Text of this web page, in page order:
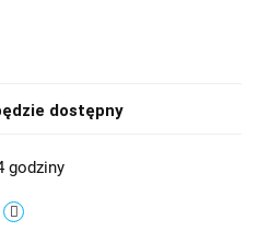
dostępny
godziny